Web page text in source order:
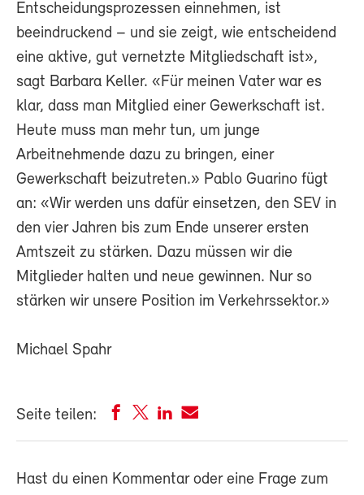
Entscheidungsprozessen einnehmen, ist
beeindruckend – und sie zeigt, wie entscheidend
eine aktive, gut vernetzte Mitgliedschaft ist»,
sagt Barbara Keller. «Für meinen Vater war es
klar, dass man Mitglied einer Gewerkschaft ist.
Heute muss man mehr tun, um junge
Arbeitnehmende dazu zu bringen, einer
Gewerkschaft beizutreten.» Pablo Guarino fügt
an: «Wir werden uns dafür einsetzen, den SEV in
den vier Jahren bis zum Ende unserer ersten
Amtszeit zu stärken. Dazu müssen wir die
Mitglieder halten und neue gewinnen. Nur so
stärken wir unsere Position im Verkehrssektor.»
Michael Spahr
Seite teilen:
Hast du einen Kommentar oder eine Frage zum